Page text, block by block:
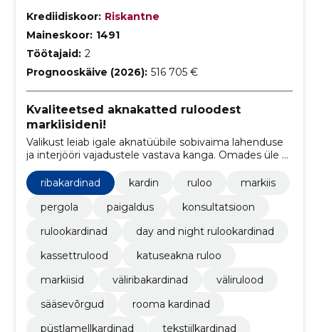
Krediidiskoor: Riskantne
Maineskoor: 1491
Töötajaid: 2
Prognooskäive (2026): 516 705 €
Kvaliteetsed aknakatted ruloodest
markiisideni!
Valikust leiab igale aknatüübile sobivaima lahenduse
ja interjööri vajadustele vastava kanga. Omades üle 25
aasta kogemust, saame pakkuda parimaid nõuandeid
aknakatete valikul ja paigadusel ning seda mõistliku
hinnaga.
ribakardinad kardin ruloo
markiis
pergola
paigaldus
konsultatsioon
rulookardinad
day and night rulookardinad
kassettrulood
katuseakna ruloo
markiisid
väliribakardinad
välirulood
sääsevõrgud
rooma kardinad
püstlamellkardinad
tekstiilkardinad